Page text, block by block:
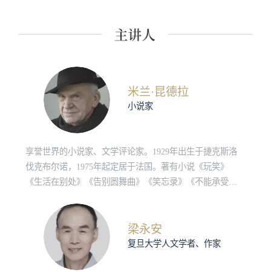
米兰·昆德拉
小说家
享誉世界的小说家、文学评论家。1929年出生于捷克斯洛
伐克布尔诺，1975年起定居于法国。著有小说《玩笑》
《生活在别处》《告别圆舞曲》《笑忘录》《不能承受的
随笔集《小说的艺术》《被背叛的遗嘱》《帷幕》《相
遇》、戏剧《雅克和他的主人》等总共十六部作品。1973
年获美第奇外国小说奖，1985年获耶路撒冷文学奖，2001
年获法兰西学院文学大奖，2020年获卡夫卡国际文学奖。
梁永安
复旦大学人文学者、作家